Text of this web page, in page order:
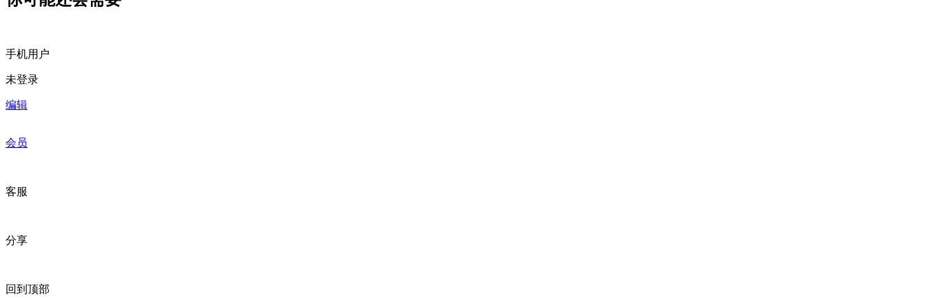
手机用户
未登录
编辑
会员
客服
分享
回到顶部